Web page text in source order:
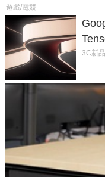
遊戲/電競
元
3C新品